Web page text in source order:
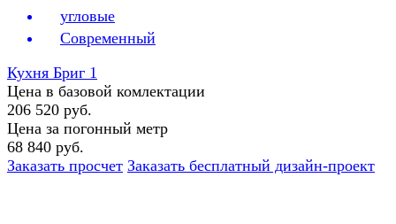
угловые
Современный
Кухня Бриг 1
Цена в базовой комлектации
206 520 руб.
Цена за погонный метр
68 840 руб.
Заказать просчет Заказать бесплатный дизайн-проект